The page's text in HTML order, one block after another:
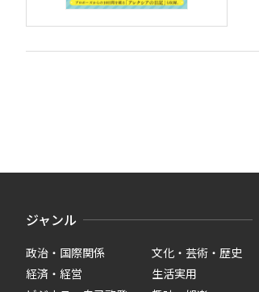
ジャンル
政治・国際関係
経済・経営
文化・芸術・歴史
生活実用